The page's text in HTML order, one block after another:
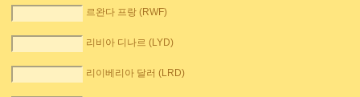
르완다 프랑 (RWF)
리비아 디나르 (LYD)
리이베리아 달러 (LRD)